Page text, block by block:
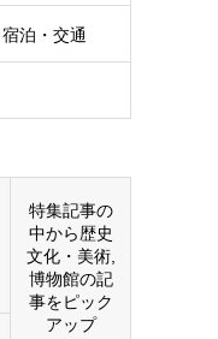
宿泊・交通
特集記事の
中から歴史
文化・美術,
博物館の記
事をピック
アップ